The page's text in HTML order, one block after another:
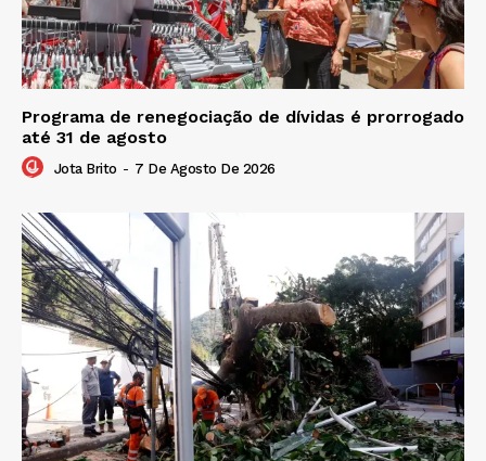
Programa de renegociação de dívidas é prorrogado
até 31 de agosto
Jota Brito - 7 De Agosto De 2026